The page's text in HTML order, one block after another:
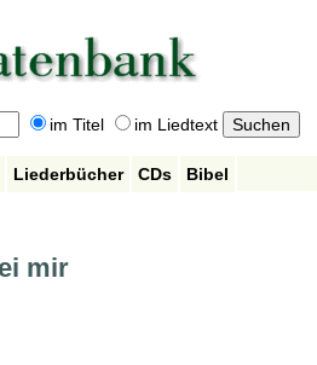
im Titel im Liedtext
Liederbücher CDs
Bibel
mir